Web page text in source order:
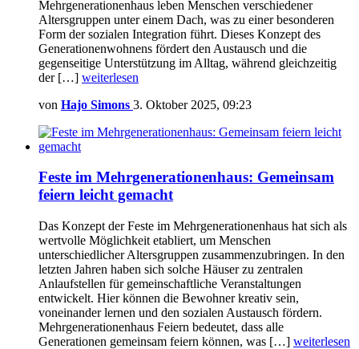
Mehrgenerationenhaus leben Menschen verschiedener
Altersgruppen unter einem Dach, was zu einer besonderen
Form der sozialen Integration führt. Dieses Konzept des
Generationenwohnens fördert den Austausch und die
gegenseitige Unterstützung im Alltag, während gleichzeitig
der […] weiterlesen
von Hajo Simons 3. Oktober 2025, 09:23
Feste im Mehrgenerationenhaus: Gemeinsam
feiern leicht gemacht
Das Konzept der Feste im Mehrgenerationenhaus hat sich als
wertvolle Möglichkeit etabliert, um Menschen
unterschiedlicher Altersgruppen zusammenzubringen. In den
letzten Jahren haben sich solche Häuser zu zentralen
Anlaufstellen für gemeinschaftliche Veranstaltungen
entwickelt. Hier können die Bewohner kreativ sein,
voneinander lernen und den sozialen Austausch fördern.
Mehrgenerationenhaus Feiern bedeutet, dass alle
Generationen gemeinsam feiern können, was […] weiterlesen